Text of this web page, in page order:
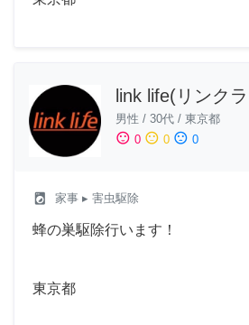
link life(リンク
男性 / 30代 / 東京都
sentiment_satisfied 0 sentiment_neutral 0 sentiment_dissatisfied 0
local_laundry_service 家事 ▸ 害虫駆除
蜂の巣駆除行います！
東京都